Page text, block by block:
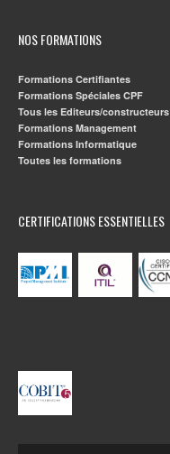
NOS FORMATIONS
Formations Certifiantes
Formations Spéciales CPF
Tous les Editeurs/constructeurs
Formations Management
Formations Informatique
Toutes les formations
CERTIFICATIONS ESSENTIELLES